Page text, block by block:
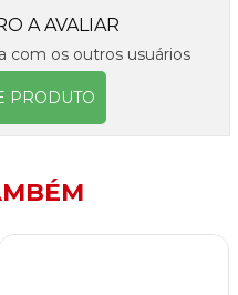
A AVALIAR
com os outros usuários
PRODUTO